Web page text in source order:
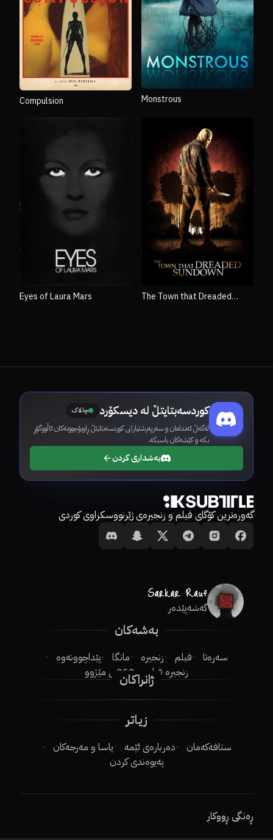
Compulsion Monstrous
Eyes of Laura Mars
The Town that Dreaded
کوردسەبتایتڵ لە دیسکۆرد چالاک
لەگەڵ ئەندامان و سەرپەرشتیارانی کوردسەبتایتڵ ڕاوبۆچوونەکان ئاڵووگۆڕ
بکە و کێشەکان باسبکە.
بەشداری کردن
گەورەترین کۆگای فیلم و زنجیرەی ژێرنووسکراوی کوردی
گەشەپێدەر
بەشەکان
سەرەتا فیلم زنجیرە مانگا
پێداچوونەوە
زنجیرە فیلم
250ـی مێژوو
ژانراکان
زیاتر
ستافەکەمان دەربارەی ئێمە
یاسا و مەرجەکان
پەیوەندی کردن
ڕەنگی ڕووکار